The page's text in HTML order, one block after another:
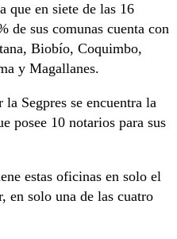
que en siete de las 16
de sus comunas cuenta con
Biobío, Coquimbo,
y Magallanes.
la Segpres se encuentra la
posee 10 notarios para sus
estas oficinas en solo el
en solo una de las cuatro